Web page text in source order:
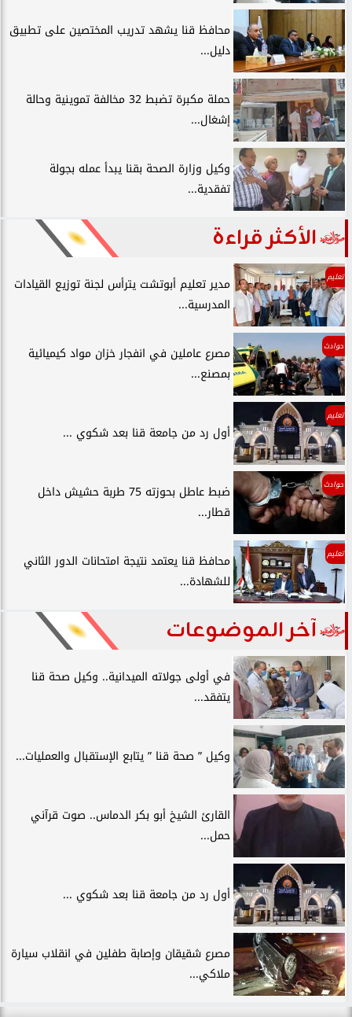
محافظ قنا يشهد تدريب المختصين على تطبيق
دليل...
حملة مكبرة تضبط 32 مخالفة تموينية وحالة
إشغال...
وكيل وزارة الصحة بقنا يبدأ عمله بجولة
تفقدية...
الأكثر قراءة
تعليم
مدير تعليم أبوتشت يترأس لجنة توزيع القيادات
المدرسية...
حوادث
مصرع عاملين في انفجار خزان مواد كيميائية
بمصنع...
تعليم
أول رد من جامعة قنا بعد شكوي ...
حوادث
ضبط عاطل بحوزته 75 طربة حشيش داخل
قطار...
تعليم
محافظ قنا يعتمد نتيجة امتحانات الدور الثاني
للشهادة...
آخر الموضوعات
في أولى جولاته الميدانية.. وكيل صحة قنا
يتفقد...
وكيل ” صحة قنا ” يتابع الإستقبال والعمليات...
القارئ الشيخ أبو بكر الدماس.. صوت قرآني
حمل...
أول رد من جامعة قنا بعد شكوي ...
مصرع شقيقان وإصابة طفلين في انقلاب سيارة
ملاكي...